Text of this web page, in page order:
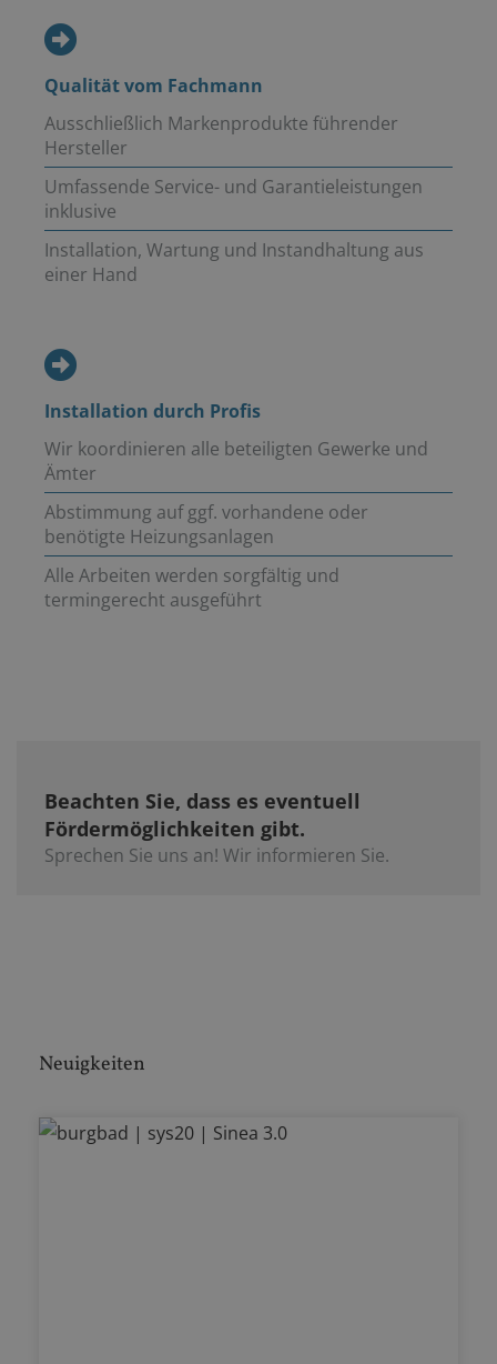
Qualität vom Fachmann
Ausschließlich Markenprodukte führender
Hersteller
Umfassende Service- und Garantieleistungen
inklusive
Installation, Wartung und Instandhaltung aus
einer Hand
Installation durch Profis
Wir koordinieren alle beteiligten Gewerke und
Ämter
Abstimmung auf ggf. vorhandene oder
benötigte Heizungsanlagen
Alle Arbeiten werden sorgfältig und
termingerecht ausgeführt
Beachten Sie, dass es eventuell
Fördermöglichkeiten gibt.
Sprechen Sie uns an! Wir informieren Sie.
Neuigkeiten